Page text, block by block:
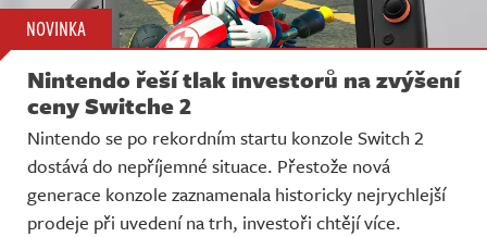
NOVINKA
Nintendo řeší tlak investorů na zvýšení
ceny Switche 2
Nintendo se po rekordním startu konzole Switch 2
dostává do nepříjemné situace. Přestože nová
generace konzole zaznamenala historicky nejrychlejší
prodeje při uvedení na trh, investoři chtějí více.